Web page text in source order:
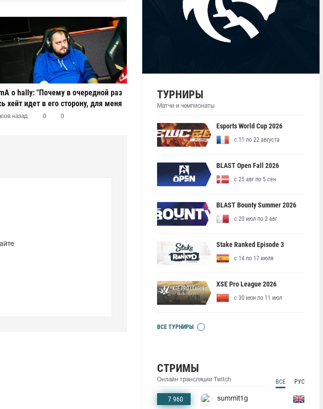
о hally: "Почему в очередной раз
хейт идет в его сторону, для меня
загадкой"
назад 0 0
ТУРНИРЫ
Матчи и чемпионаты
Esports World Cup 2026
с 11 по 22 августа
BLAST Open Fall 2026
с 25 авг по 5 сен
BLAST Bounty Summer 2026
с 20 июл по 2 авг
Stake Ranked Episode 3
с 14 по 17 июля
XSE Pro League 2026
с 30 июн по 11 июл
ВСЕ ТУРНИРЫ
СТРИМЫ
Онлайн трансляции Twitch ВСЕ РУС
7 960 summit1g